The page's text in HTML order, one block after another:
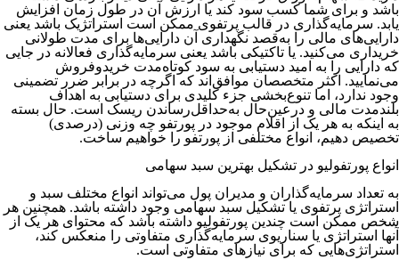
باشد و برای شما کسب سود کند یا ارزش آن در طول زمان افزایش
یابد. سرمایه‌گذاری در قالب پرتفوی ممکن است استراتژیک باشد یعنی
دارایی‌های مالی را به‌قصد نگهداری آن دارایی‌ها برای مدت طولانی
خریداری می‌کنید. یا تاکتیکی باشد یعنی سرمایه‌گذاری فعالانه در جایی
که دارایی را به امید دستیابی به سود کوتاه‌مدت خریدوفروش
می‌نمایید. اکثر متخصصان موافق‌اند که اگرچه در برابر ضرر تضمینی
وجود ندارد، اما تنوع‌بخشی جزء کلیدی برای دستیابی به اهداف
بلندمدت مالی و درعین‌حال به‌حداقل‌رساندن ریسک است. حال بسته
به اینکه به هر یک از اقلام موجود در پورتفو چه وزنی (درصدی)
تخصیص دهیم، انواع مختلفی از پورتفو را خواهیم ساخت.
انواع پورتفولیو در تشکیل بهترین سبد سهامی
به تعداد سرمایه‌گذاران و مدیران پول می‌تواند انواع مختلف سبد و
استراتژی پرتفوی یا تشکیل سبد سهامی وجود داشته باشد. همچنین هر
شخص ممکن است چندین پورتفولیو داشته باشد که محتوای هر یک از
آنها استراتژی یا سناریوی سرمایه‌گذاری متفاوتی را منعکس کند،
استراتژی‌هایی که برای نیازهای متفاوتی است.